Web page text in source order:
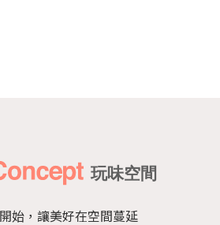
始，讓美好在空間蔓延